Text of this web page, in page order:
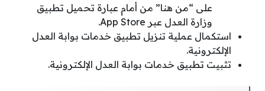
على “من هنا” من أمام عبارة تحميل تطبيق
وزارة العدل عبر App Store.
استكمال عملية تنزيل تطبيق خدمات بوابة العدل
الإلكترونية.
تثبيت تطبيق خدمات بوابة العدل الإلكترونية.